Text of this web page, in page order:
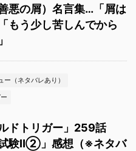
悪の屑）名言集…「屑は
もう少し苦しんでから
（ネタバレあり）
ドトリガー」259話
試験Ⅱ②」感想（※ネタバ